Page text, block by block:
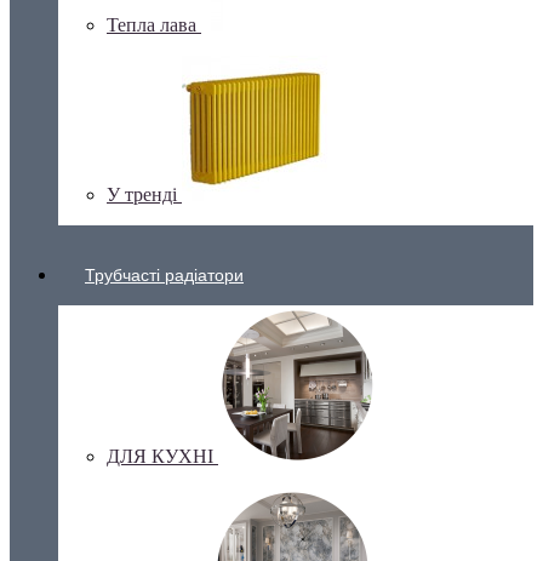
Тепла лава
У тренді
Трубчасті радіатори
ДЛЯ КУХНІ